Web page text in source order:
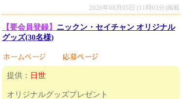
2026年08月05日 (11時03分)掲載
【要会員登録】 ニックン・セイチャン オリジナル
グッズ(30名様)
提供： 日世
オリジナルグッズプレゼント